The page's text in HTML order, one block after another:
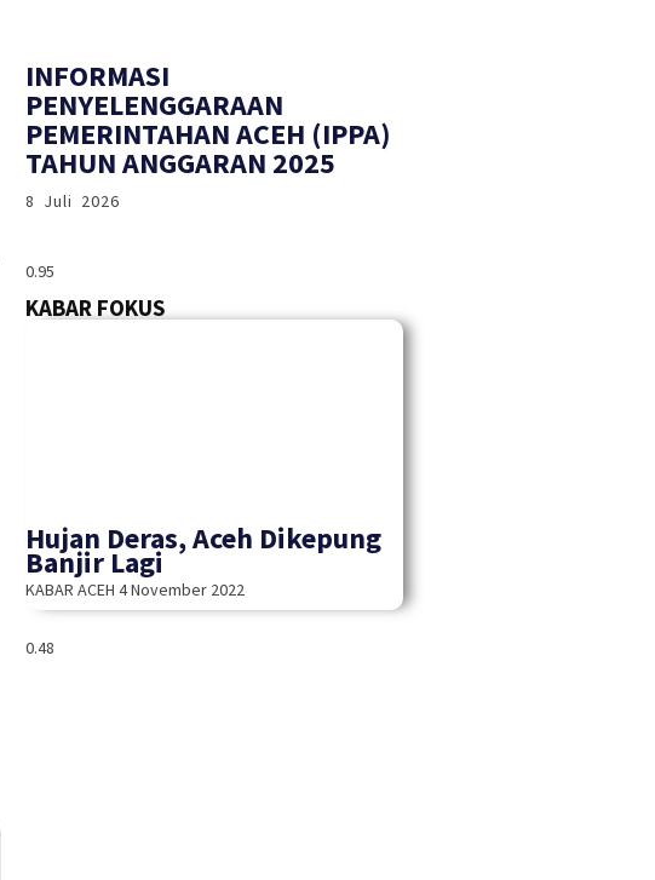
INFORMASI
PENYELENGGARAAN
PEMERINTAHAN ACEH (IPPA)
TAHUN ANGGARAN 2025
8 Juli 2026
KABAR FOKUS
Hujan Deras, Aceh Dikepung
Banjir Lagi
KABAR ACEH4 November 2022